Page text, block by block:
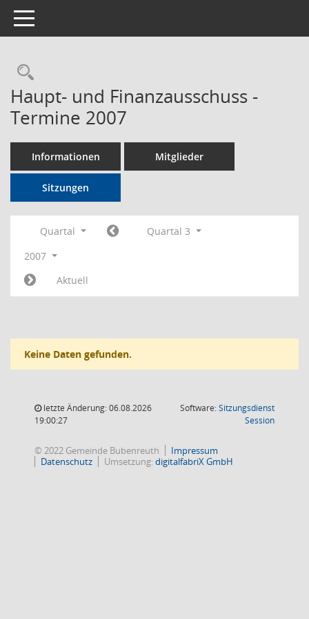
Toggle navigation
Rechercheauswahl
Haupt- und Finanzausschuss -
Termine 2007
Informationen Mitglieder
Sitzungen
Quartal
Quartal 3
2007
Aktuell
Keine Daten gefunden.
letzte Änderung: 06.08.2026
19:00:27
Software:Sitzungsdienst
Session(Wird in
© 2022 Gemeinde Bubenreuth
Impressum
Datenschutz
Umsetzung:digitalfabriX GmbH